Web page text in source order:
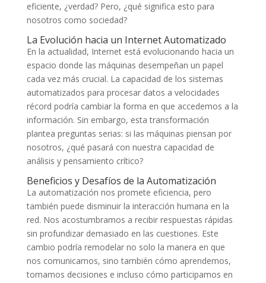
eficiente, ¿verdad? Pero, ¿qué significa esto para
nosotros como sociedad?
La Evolución hacia un Internet Automatizado
En la actualidad, Internet está evolucionando hacia un
espacio donde las máquinas desempeñan un papel
cada vez más crucial. La capacidad de los sistemas
automatizados para procesar datos a velocidades
récord podría cambiar la forma en que accedemos a la
información. Sin embargo, esta transformación
plantea preguntas serias: si las máquinas piensan por
nosotros, ¿qué pasará con nuestra capacidad de
análisis y pensamiento crítico?
Beneficios y Desafíos de la Automatización
La automatización nos promete eficiencia, pero
también puede disminuir la interacción humana en la
red. Nos acostumbramos a recibir respuestas rápidas
sin profundizar demasiado en las cuestiones. Este
cambio podría remodelar no solo la manera en que
nos comunicamos, sino también cómo aprendemos,
tomamos decisiones e incluso cómo participamos en